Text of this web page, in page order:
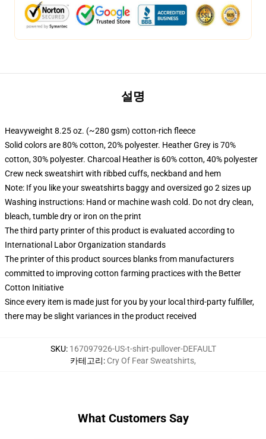
설명
Heavyweight 8.25 oz. (~280 gsm) cotton-rich fleece
Solid colors are 80% cotton, 20% polyester. Heather Grey is 70%
cotton, 30% polyester. Charcoal Heather is 60% cotton, 40% polyester
Crew neck sweatshirt with ribbed cuffs, neckband and hem
Note: If you like your sweatshirts baggy and oversized go 2 sizes up
Washing instructions: Hand or machine wash cold. Do not dry clean,
bleach, tumble dry or iron on the print
The third party printer of this product is evaluated according to
International Labor Organization standards
The printer of this product sources blanks from manufacturers
committed to improving cotton farming practices with the Better
Cotton Initiative
Since every item is made just for you by your local third-party fulfiller,
there may be slight variances in the product received
SKU: 167097926-US-t-shirt-pullover-DEFAULT
카테고리: Cry Of Fear Sweatshirts,
What Customers Say